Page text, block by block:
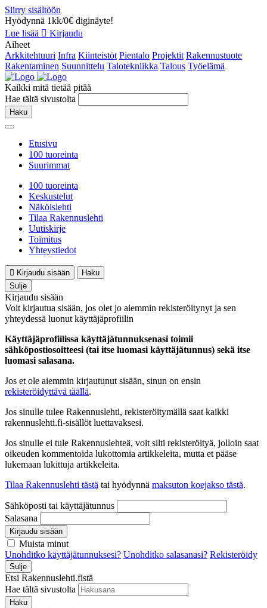
Siirry sisältöön
Hyödynnä 1kk/0€ diginäyte!
Lue lisää
Kirjaudu
Aiheet
Arkkitehtuuri Infra Kiinteistöt Pientalo Projektit Rakennustuote
Rakentaminen Suunnittelu Talotekniikka Talous Työelämä
Kaikki mitä tietää pitää
Hae tältä sivustolta
Haku
Etusivu
100 tuoreinta
Suurimmat
100 tuoreinta
Keskustelut
Näköislehti
Tilaa Rakennuslehti
Uutiskirje
Toimitus
Yhteystiedot
Kirjaudu sisään
Haku
Sulje
Kirjaudu sisään
Voit kirjautua sisään, jos olet jo aiemmin rekisteröitynyt ja sen
yhteydessä luonut käyttäjäprofiilin
Käyttäjäprofiilissa käyttäjätunnuksenasi toimii
sähköpostiosoitteesi (tai itse luomasi käyttäjätunnus) sekä itse
luomasi salasana.
Jos et ole aiemmin kirjautunut sisään, sinun on ensin
rekisteröidyttävä täällä.
Jos sinulle tulee Rakennuslehti, rekisteröitymällä saat kaikki
rakennuslehti.fi-sisällöt luettavaksesi.
Jos sinulle ei tule Rakennuslehteä, voit silti rekisteröityä, jolloin saat
oikeuden kommentoida lukottomia artikkeleita, mutta et pääse
lukemaan lukittuja artikkeleita.
Tilaa Rakennuslehti tästä tai hyödynnä maksuton koejakso tästä.
Sähköposti tai käyttäjätunnus
Salasana
Kirjaudu sisään
Muista minut
Unohditko käyttäjätunnuksesi? Unohditko salasanasi? Rekisteröidy
Sulje
Etsi Rakennuslehti.fistä
Hae tältä sivustolta
Haku